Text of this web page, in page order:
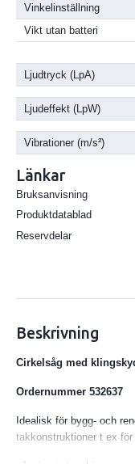
Vinkelinställning
Vikt utan batteri
Ljudtryck (LpA)
Ljudeffekt (LpW)
Vibrationer (m/s²)
Länkar
Bruksanvisning
Produktdatablad
Reservdelar
Beskrivning
Cirkelsåg med
Ordernummer 532637
Idealisk för bygg- och
takkonstruktioner t ex för